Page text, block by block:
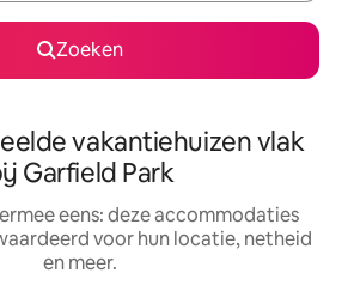
Zoeken
vakantiehuizen vlak
Garfield Park
eens: deze accommodaties
voor hun locatie, netheid
en meer.